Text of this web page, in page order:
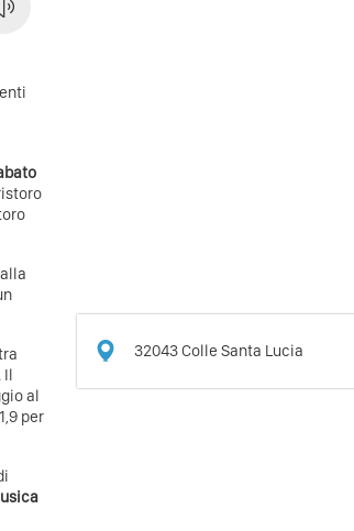
Il
al
per
32043Colle Santa Lucia